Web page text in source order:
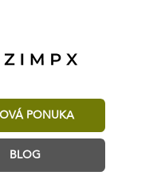
PONUKA
BLOG